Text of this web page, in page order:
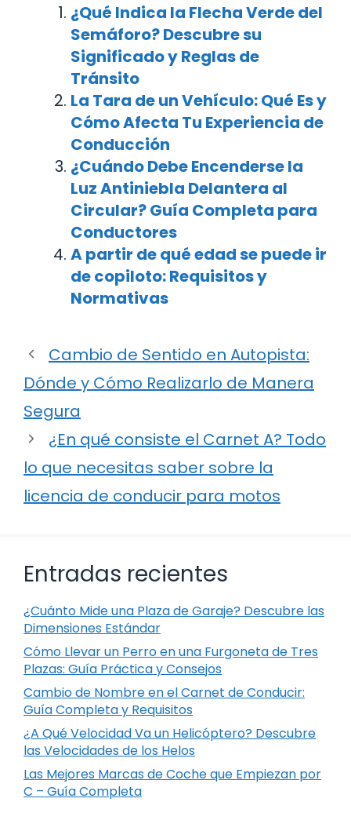
¿Qué Indica la Flecha Verde del
Semáforo? Descubre su
Significado y Reglas de
Tránsito
La Tara de un Vehículo: Qué Es y
Cómo Afecta Tu Experiencia de
Conducción
¿Cuándo Debe Encenderse la
Luz Antiniebla Delantera al
Circular? Guía Completa para
Conductores
A partir de qué edad se puede ir
de copiloto: Requisitos y
Normativas
Cambio de Sentido en Autopista:
Dónde y Cómo Realizarlo de Manera
Segura
¿En qué consiste el Carnet A? Todo
lo que necesitas saber sobre la
licencia de conducir para motos
Entradas recientes
¿Cuánto Mide una Plaza de Garaje? Descubre las
Dimensiones Estándar
Cómo Llevar un Perro en una Furgoneta de Tres
Plazas: Guía Práctica y Consejos
Cambio de Nombre en el Carnet de Conducir:
Guía Completa y Requisitos
¿A Qué Velocidad Va un Helicóptero? Descubre
las Velocidades de los Helos
Las Mejores Marcas de Coche que Empiezan por
C – Guía Completa